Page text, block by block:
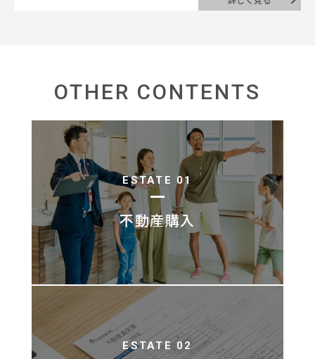
OTHER CONTENTS
ESTATE 01
不動産購入
ESTATE 02